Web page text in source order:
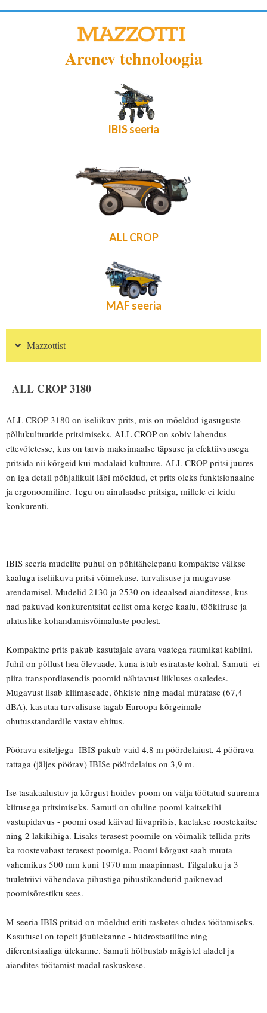
Arenev tehnoloogia
IBIS seeria
ALL CROP
MAF seeria
Mazzottist
ALL CROP 3180
ALL CROP 3180 on iseliikuv prits, mis on mõeldud igasuguste
põllukultuuride pritsimiseks. ALL CROP on sobiv lahendus
ettevõtetesse, kus on tarvis maksimaalse täpsuse ja efektiivsusega
pritsida nii kõrgeid kui madalaid kultuure. ALL CROP pritsi juures
on iga detail põhjalikult läbi mõeldud, et prits oleks funktsionaalne
ja ergonoomiline. Tegu on ainulaadse pritsiga, millele ei leidu
konkurenti.
IBIS seeria mudelite puhul on põhitähelepanu kompaktse väikse
kaaluga iseliikuva pritsi võimekuse, turvalisuse ja mugavuse
arendamisel. Mudelid 2130 ja 2530 on ideaalsed aianditesse, kus
nad pakuvad konkurentsitut eelist oma kerge kaalu, töökiiruse ja
ulatuslike kohandamisvõimaluste poolest.
Kompaktne prits pakub kasutajale avara vaatega ruumikat kabiini.
Juhil on põllust hea õlevaade, kuna istub esirataste kohal. Samuti ei
piira transpordiasendis poomid nähtavust liikluses osaledes.
Mugavust lisab kliimaseade, õhkiste ning madal müratase (67,4
dBA), kasutaa turvalisuse tagab Euroopa kõrgeimale
ohutusstandardile vastav ehitus.
Pöörava esiteljega IBIS pakub vaid 4,8 m pöördelaiust, 4 pöörava
rattaga (jäljes pöörav) IBISe pöördelaius on 3,9 m.
Ise tasakaalustuv ja kõrgust hoidev poom on välja töötatud suurema
kiirusega pritsimiseks. Samuti on oluline poomi kaitsekihi
vastupidavus - poomi osad käivad liivapritsis, kaetakse roostekaitse
ning 2 lakikihiga. Lisaks terasest poomile on võimalik tellida prits
ka roostevabast terasest poomiga. Poomi kõrgust saab muuta
vahemikus 500 mm kuni 1970 mm maapinnast. Tilgaluku ja 3
tuuletriivi vähendava pihustiga pihustikandurid paiknevad
poomisõrestiku sees.
M-seeria IBIS pritsid on mõeldud eriti rasketes oludes töötamiseks.
Kasutusel on topelt jõuülekanne - hüdrostaatiline ning
diferentsiaaliga ülekanne. Samuti hõlbustab mägistel aladel ja
aiandites töötamist madal raskuskese.